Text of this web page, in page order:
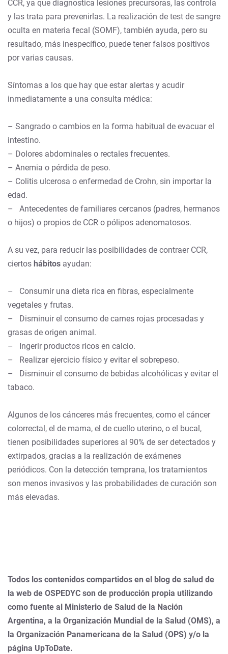
CCR, ya que diagnostica lesiones precursoras, las controla
y las trata para prevenirlas. La realización de test de sangre
oculta en materia fecal (SOMF), también ayuda, pero su
resultado, más inespecífico, puede tener falsos positivos
por varias causas.
Síntomas a los que hay que estar alertas y acudir
inmediatamente a una consulta médica:
– Sangrado o cambios en la forma habitual de evacuar el
intestino.
– Dolores abdominales o rectales frecuentes.
– Anemia o pérdida de peso.
– Colitis ulcerosa o enfermedad de Crohn, sin importar la
edad.
– Antecedentes de familiares cercanos (padres, hermanos
o hijos) o propios de CCR o pólipos adenomatosos.
A su vez, para reducir las posibilidades de contraer CCR,
ciertos hábitos ayudan:
– Consumir una dieta rica en fibras, especialmente
vegetales y frutas.
– Disminuir el consumo de carnes rojas procesadas y
grasas de origen animal.
– Ingerir productos ricos en calcio.
– Realizar ejercicio físico y evitar el sobrepeso.
– Disminuir el consumo de bebidas alcohólicas y evitar el
tabaco.
Algunos de los cánceres más frecuentes, como el cáncer
colorrectal, el de mama, el de cuello uterino, o el bucal,
tienen posibilidades superiores al 90% de ser detectados y
extirpados, gracias a la realización de exámenes
periódicos. Con la detección temprana, los tratamientos
son menos invasivos y las probabilidades de curación son
más elevadas.
Todos los contenidos compartidos en el blog de salud de
la web de OSPEDYC son de producción propia utilizando
como fuente al Ministerio de Salud de la Nación
Argentina, a la Organización Mundial de la Salud (OMS), a
la Organización Panamericana de la Salud (OPS) y/o la
página UpToDate.